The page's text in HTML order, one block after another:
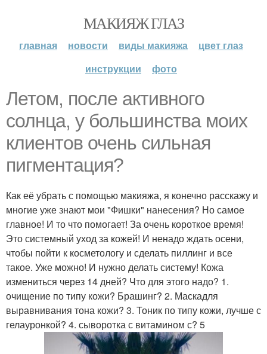
МАКИЯЖ ГЛАЗ
главная новости виды макияжа
цвет глаз
инструкции
фото
Летом, после активного
солнца, у большинства моих
клиентов очень сильная
пигментация?
Как её убрать с помощью макияжа, я конечно расскажу и
многие уже знают мои "Фишки" нанесения? Но самое
главное! И то что помогает! За очень короткое время!
Это системный уход за кожей! И ненадо ждать осени,
чтобы пойти к косметологу и сделать пиллинг и все
такое. Уже можно! И нужно делать систему! Кожа
измениться через 14 дней? Что для этого надо? 1.
очищение по типу кожи? Брашинг? 2. Маскадля
выравнивания тона кожи? 3. Тоник по типу кожи, лучше с
гелауронкой? 4. сыворотка с витамином с? 5